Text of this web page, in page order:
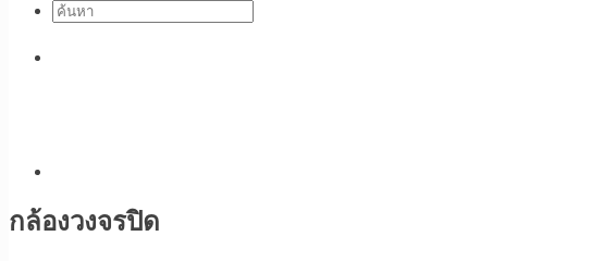
กล้องวงจรปิด